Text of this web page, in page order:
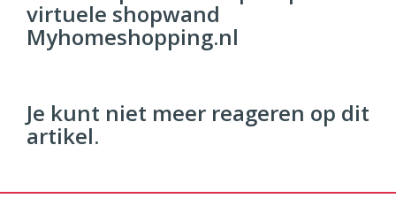
96 54
virtuele shopwand
Myhomeshopping.nl
Je kunt niet meer reageren op dit
artikel.